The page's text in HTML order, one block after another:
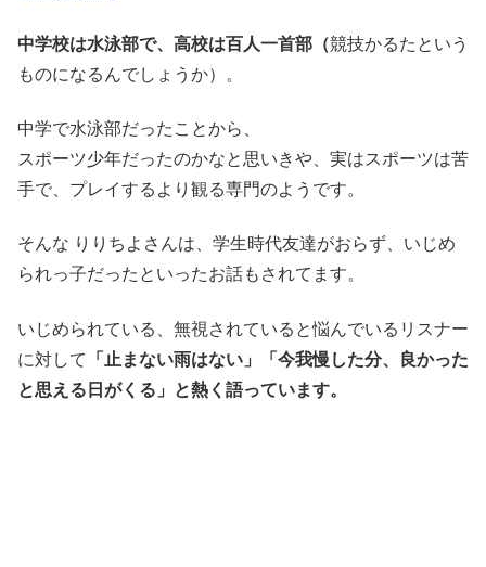
中学校は水泳部で、高校は百人一首部（競技かるたという
ものになるんでしょうか）。
中学で水泳部だったことから、
スポーツ少年だったのかなと思いきや、実はスポーツは苦
手で、プレイするより観る専門のようです。
そんな りりちよさんは、学生時代友達がおらず、いじめ
られっ子だったといったお話もされてます。
いじめられている、無視されていると悩んでいるリスナー
に対して
「止まない雨はない」「今我慢した分、良かった
と思える日がくる」と熱く語っています。